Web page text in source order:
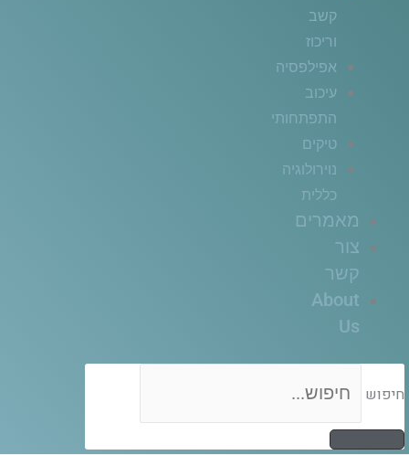
קשב
וריכוז
אפילפסיה
עיכוב
התפתחותי
טיקים
נוירולוגיה
כללית
מאמרים
צור
קשר
About
Us
חיפוש